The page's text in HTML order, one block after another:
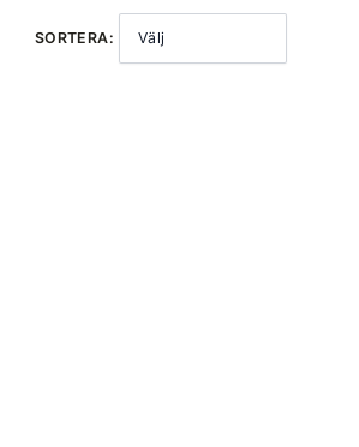
SORTERA: Välj